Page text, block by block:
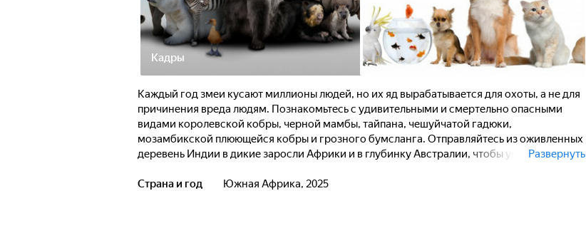
Кадры
Каждый год змеи кусают миллионы людей, но их яд вырабатывается для охоты, а не для
причинения вреда людям. Познакомьтесь с удивительными и смертельно опасными
видами королевской кобры, черной мамбы, тайпана, чешуйчатой гадюки,
мозамбикской плюющейся кобры и грозного бумсланга. Отправляйтесь из оживленных
деревень Индии в дикие заросли Африки и в глубинку Австралии, чтобы увидеть, как яд
отличается от других и как удивительным образом сталкиваются наши миры. Яд каждой
Развернуть
Страна и год Южная Африка, 2025